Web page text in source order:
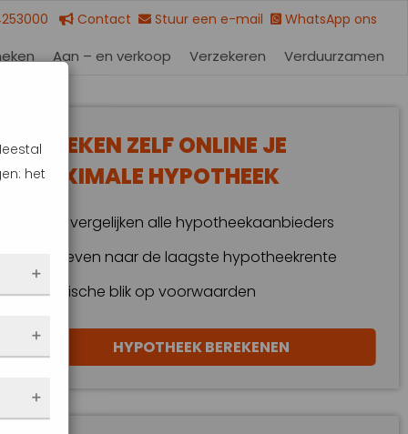
Contact Stuur een e-mail WhatsApp ons
Aan – en verkoop Verzekeren Verduurzamen
BEREKEN ZELF ONLINE JE
MAXIMALE HYPOTHEEK
Wij vergelijken alle hypotheekaanbieders
Streven naar de laagste hypotheekrente
Kritische blik op voorwaarden
HYPOTHEEK BEREKENEN
het